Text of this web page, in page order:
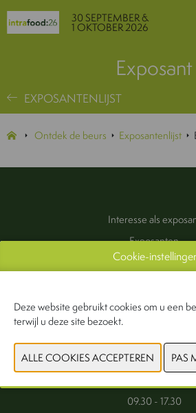
30 SEPTEMBER &
1 OKTOBER 2026
Exposant
EXPOSANTENLIJST
Ontdek de beurs Exposantenlijst
Interesse als
Exposanten
Praktische
Contact
Woensdag 30
Donderdag 1 oktober
09.30 - 17.30
Cookie-
Deze website gebruikt cookies om u een
terwijl u deze site bezoekt.